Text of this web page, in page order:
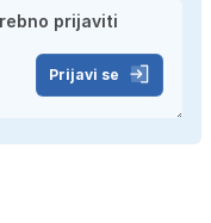
Prijavi se